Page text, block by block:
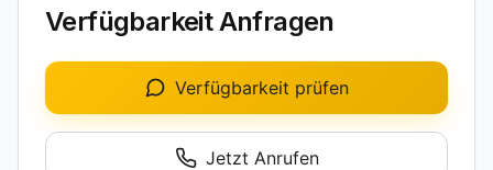
Verfügbarkeit Anfragen
Verfügbarkeit prüfen
Jetzt Anrufen